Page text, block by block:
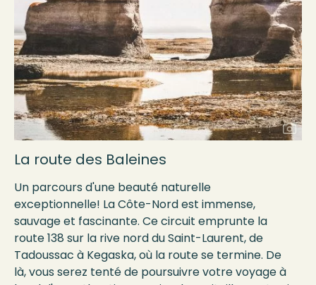
La route des Baleines
Un parcours d'une beauté naturelle
exceptionnelle! La Côte-Nord est immense,
sauvage et fascinante. Ce circuit emprunte la
route 138 sur la rive nord du Saint-Laurent, de
Tadoussac à Kegaska, où la route se termine. De
là, vous serez tenté de poursuivre votre voyage à